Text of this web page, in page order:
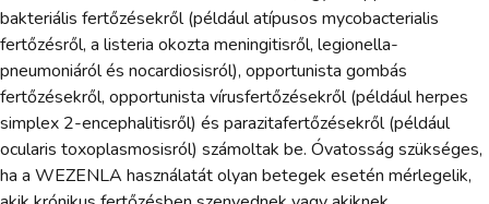
bakteriális fertőzésekről (például atípusos mycobacterialis
fertőzésről, a listeria okozta meningitisről, legionella-
pneumoniáról és nocardiosisról), opportunista gombás
fertőzésekről, opportunista vírusfertőzésekről (például herpes
simplex 2-encephalitisről) és parazitafertőzésekről (például
ocularis toxoplasmosisról) számoltak be. Óvatosság szükséges,
ha a WEZENLA használatát olyan betegek esetén mérlegelik,